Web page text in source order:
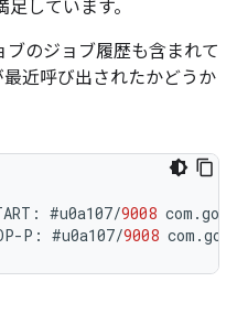
しています。
のジョブ履歴も含まれて
最近呼び出されたかどうか
: #u0a107/9008 com .
-P : #u0a107/9008 com .